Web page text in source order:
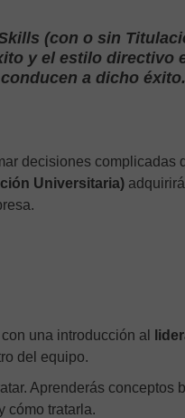
(con o sin
y el estilo directivo
a dicho éxito.
decisiones
Universitaria)
una introducción al
del equipo.
Aprenderás conceptos
cómo tratarla.